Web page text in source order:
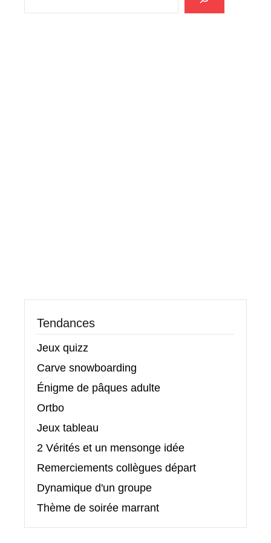
Tendances
Jeux quizz
Carve snowboarding
Énigme de pâques adulte
Ortbo
Jeux tableau
2 Vérités et un mensonge idée
Remerciements collègues départ
Dynamique d'un groupe
Thème de soirée marrant